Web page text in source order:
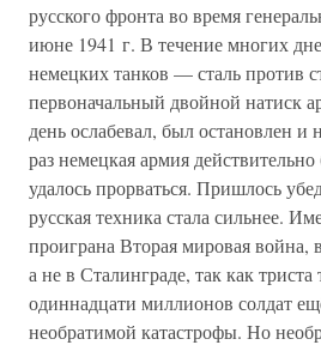
русского фронта во время
июне 1941 г. В течение многих
немецких танков — сталь против
первоначальный двойной натиск
день ослабевал, был остановлен и
раз немецкая армия
удалось прорваться. Пришлось
русская техника стала сильнее.
проиграна Вторая мировая
а не в Сталинграде, так как триста
одиннадцати миллионов солдат
необратимой катастрофы. Но